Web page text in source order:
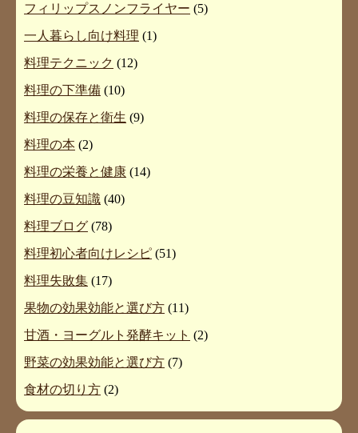
フィリップスノンフライヤー (5)
一人暮らし向け料理 (1)
料理テクニック (12)
料理の下準備 (10)
料理の保存と衛生 (9)
料理の本 (2)
料理の栄養と健康 (14)
料理の豆知識 (40)
料理ブログ (78)
料理初心者向けレシピ (51)
料理失敗集 (17)
果物の効果効能と選び方 (11)
甘酒・ヨーグルト発酵キット (2)
野菜の効果効能と選び方 (7)
食材の切り方 (2)